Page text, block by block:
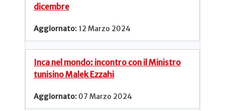
dicembre
12 Marzo 2024
Inca nel mondo: incontro con il Ministro
tunisino Malek Ezzahi
07 Marzo 2024